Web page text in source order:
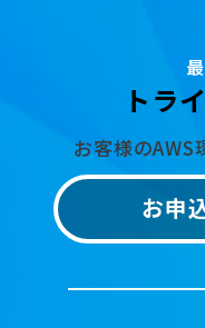
トラ
お客様の
お申